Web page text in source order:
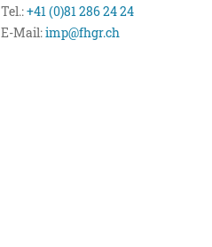
Tel.:+41 (0)81 286 24 24
E-Mail:imp@fhgr.ch